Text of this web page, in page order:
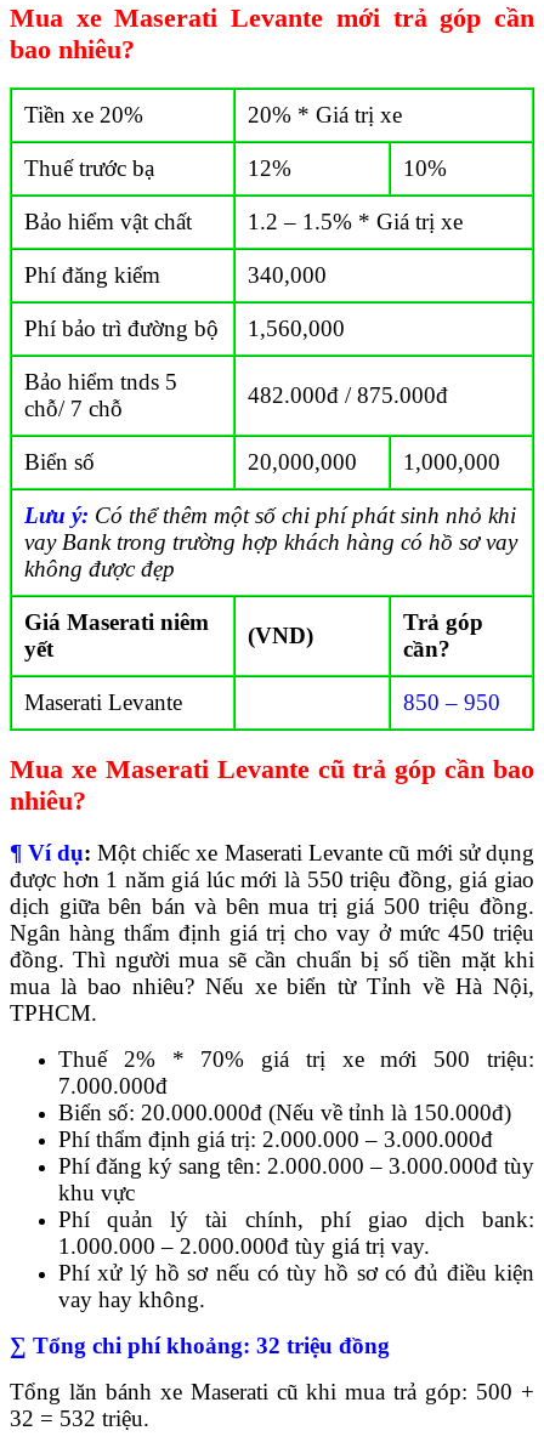
Mua xe Maserati Levante mới trả góp cần
bao nhiêu?
Tiền xe 20% 20% * Giá trị xe
Thuế trước bạ 12% 10%
Bảo hiểm vật chất 1.2 – 1.5% * Giá trị xe
Phí đăng kiểm 340,000
Phí bảo trì đường bộ 1,560,000
Bảo hiểm tnds 5
chỗ/ 7 chỗ
482.000đ / 875.000đ
Biển số 20,000,000 1,000,000
Lưu ý: Có thể thêm một số chi phí phát sinh nhỏ khi
vay Bank trong trường hợp khách hàng có hồ sơ vay
không được đẹp
Giá Maserati niêm
yết
(VND)
Trả góp
cần?
Maserati Levante 850 – 950
Mua xe Maserati Levante cũ trả góp cần bao
nhiêu?
¶ Ví dụ: Một chiếc xe Maserati Levante cũ mới sử dụng
được hơn 1 năm giá lúc mới là 550 triệu đồng, giá giao
dịch giữa bên bán và bên mua trị giá 500 triệu đồng.
Ngân hàng thẩm định giá trị cho vay ở mức 450 triệu
đồng. Thì người mua sẽ cần chuẩn bị số tiền mặt khi
mua là bao nhiêu? Nếu xe biển từ Tỉnh về Hà Nội,
TPHCM.
Thuế 2% * 70% giá trị xe mới 500 triệu:
7.000.000đ
Biển số: 20.000.000đ (Nếu về tỉnh là 150.000đ)
Phí thẩm định giá trị: 2.000.000 – 3.000.000đ
Phí đăng ký sang tên: 2.000.000 – 3.000.000đ tùy
khu vực
Phí quản lý tài chính, phí giao dịch bank:
1.000.000 – 2.000.000đ tùy giá trị vay.
Phí xử lý hồ sơ nếu có tùy hồ sơ có đủ điều kiện
vay hay không.
∑ Tổng chi phí khoảng: 32 triệu đồng
Tổng lăn bánh xe Maserati cũ khi mua trả góp: 500 +
32 = 532 triệu.